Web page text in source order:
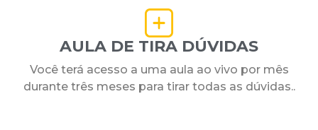
AULA DE TIRA DÚVIDAS
Você terá acesso a uma aula ao vivo por mês
durante três meses para tirar todas as dúvidas..